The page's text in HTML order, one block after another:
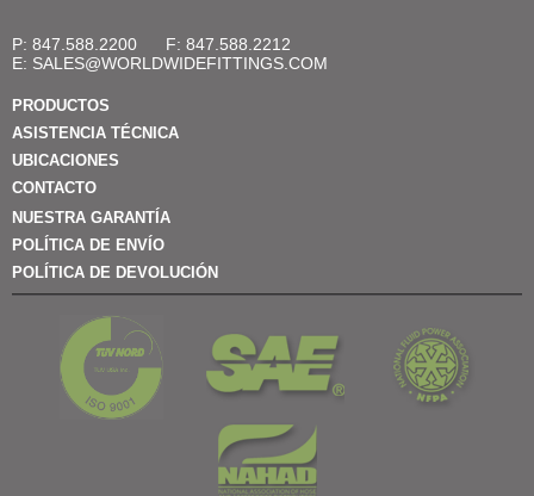
P: 847.588.2200
F: 847.588.2212
E: SALES@WORLDWIDEFITTINGS.COM
PRODUCTOS
ASISTENCIA TÉCNICA
UBICACIONES
CONTACTO
NUESTRA GARANTÍA
POLÍTICA DE ENVÍO
POLÍTICA DE DEVOLUCIÓN